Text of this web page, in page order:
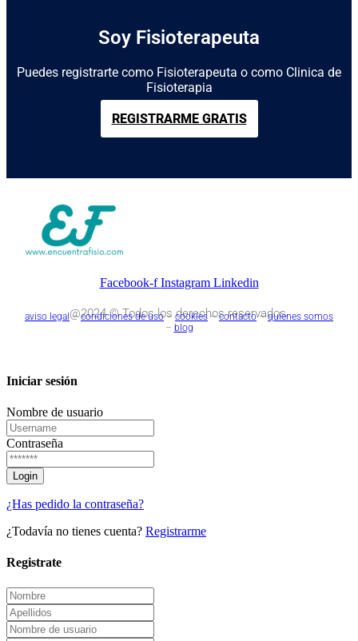
Soy Fisioterapeuta
Puedes registrarte como Fisioterapeuta o como Clinica de
Fisioterapia
REGISTRARME GRATIS
Facebook-f Instagram Linkedin
@2024 © Todos los derechos reservados.
aviso legal–condiciones de uso– cookies –contacto–quienes somos
– blog
Iniciar sesión
Nombre de usuario
Contraseña
¿Has pedido la contraseña?
¿Todavía no tienes cuenta? Registrarme
Registrate